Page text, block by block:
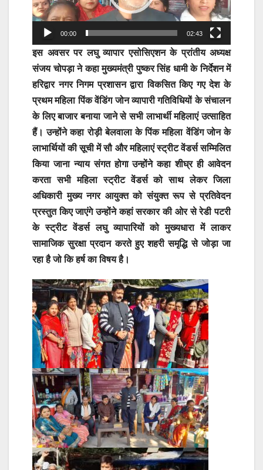
00:00 02:43
इस अवसर पर लघु व्यापार एसोसिएशन के प्रांतीय अध्यक्ष
संजय चोपड़ा ने कहा मुख्यमंत्री पुष्कर सिंह धामी के निर्देशन में
हरिद्वार नगर निगम प्रशासन द्वारा विकसित किए गए देश के
प्रथम महिला पिंक वेंडिंग जोन व्यापारी गतिविधियों के संचालन
के लिए बाजार बनाया जाने से सभी लाभार्थी महिलाएं उत्साहित
हैं। उन्होंने कहा रोड़ी बेलवाला के पिंक महिला वेंडिंग जोन के
लाभार्थियों की सूची में सौ और महिलाएं स्ट्रीट वेंडर्स सम्मिलित
किया जाना न्याय संगत होगा उन्होंने कहा शीघ्र ही आवेदन
करता सभी महिला स्ट्रीट वेंडर्स को साथ लेकर जिला
अधिकारी मुख्य नगर आयुक्त को संयुक्त रूप से प्रतिवेदन
प्रस्तुत किए जाएंगे उन्होंने कहां सरकार की ओर से रेडी पटरी
के स्ट्रीट वेंडर्स लघु व्यापारियों को मुख्यधारा में लाकर
सामाजिक सुरक्षा प्रदान करते हुए शहरी समृद्धि से जोड़ा जा
रहा है जो कि हर्ष का विषय है।